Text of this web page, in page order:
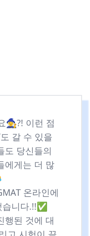
이런 점
갈 수 있을
도 당신들의
에게는 더 많
온라인에
습니다.!!✅
행된 것에 대